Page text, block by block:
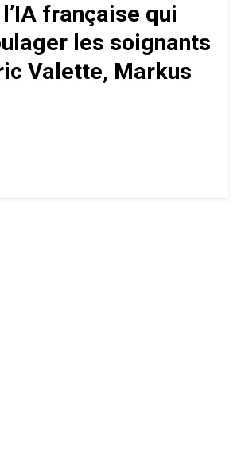
française qui
les soignants
Valette, Markus